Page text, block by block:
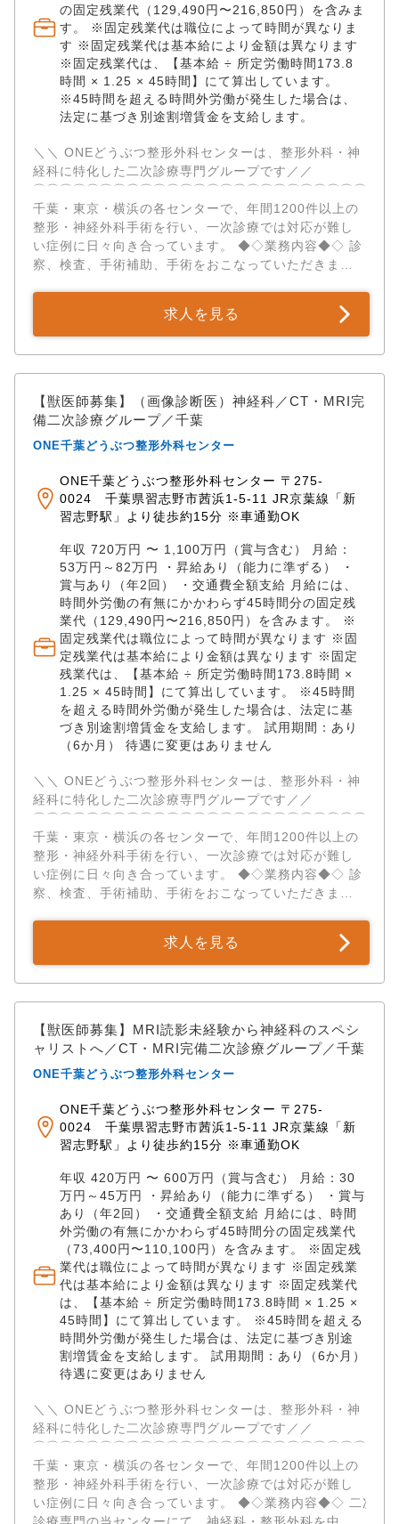
累計実績10000件を超える手術実績があります。 ✅あ
なたの成長を支える「5ステップ教育システム」 「いき
なり執刀」ではなく、着実にステップアップできる環
境があります。 STEP 01： レントゲン、触診、術後管
理の徹底指導。 STEP 02： 問診・検査の組み立て。原
因追究のプロセスを習得。 STEP 03： リハビリ評価ま
で含めた、執刀以外の実務を完遂。 STEP 04： 指導医
ト」の実施。 STEP 05： 合格後、指導医の監督下で当
該疾患のメイン執刀を開始。 ✅獣医療に集中できる環
社機能を設置。 人事・経理・法務等の経営業務、集患
や広報等のマーケティング業務、その他全社に跨る共
通業務を担っています。 そのため、獣医師・看護師は
本業である医療に専念できます。 ✅一人一人に寄り添
うキャリア支援 「症例を極めたい」「ワークライフバ
ランスを大切にしたい」「いつか開業したい」…。 働
くスタッフ個々のニーズに合わせた、柔軟なキャリア
ど柔軟な勤務形態も応相談です。 自己研修費補助制度
もあり、学会参加や勉強会など自主的なスキルアップ
もバックアップしています。
の固定残業代（129,490円〜216,850円）を含みま
す。 ※固定残業代は職位によって時間が異なりま
す ※固定残業代は基本給により金額は異なります
※固定残業代は、【基本給 ÷ 所定労働時間173.8
時間 × 1.25 × 45時間】にて算出しています。
※45時間を超える時間外労働が発生した場合は、
法定に基づき別途割増賃金を支給します。
＼＼ ONEどうぶつ整形外科センターは、整形外科・神
経科に特化した二次診療専門グループです／／ ​
千葉・東京・横浜の各センターで、年間1200件以上の
整形・神経外科手術を行い、一次診療では対応が難し
い症例に日々向き合っています。 ◆◇業務内容◆◇ 診
察、検査、手術補助、手術をおこなっていただきま
および読影指導を行いながら、 拠点リーダーとしてチ
ームマネジメントをお任せします。 これまでの経験を
活かし、早期から高度な手術に携わることが可能で
す。 【CT、MRIの読影ができる画像診断、神経科医を
積極的に採用しています！】 ◆◇アピールポイント◆◇
✅二次診療専門 × 高度医療設備 診察は午前（9:00～
整形外科・神経科の二次診療に特化し、高度な設備を
リアルタイムであらゆる角度からのレントゲン撮影が
可能 ・関節鏡：体への負担の少ない手術を可能に ・リ
ハビリ用プール、トレッドミル：大型犬のリハビリも
充実 充実した設備を使用しながら、多様で難度の高い
症例を経験し、専門性を集中的に高められます。 ✅豊
富な手術件数と症例経験 千葉センターでは年間600件
以上、グループ全体で年間1000件以上の整形・神経外
科手術を実施。 ・骨折（約2500件） ・前十字靭帯断
裂（約1700件） ・椎間板ヘルニア（約1600件） ・膝
蓋骨脱臼（約1500件） など累計実績10000件を超える
手術実績があります。 ✅「高度医療の執刀」×「後進育
成・組織マネジメント」 グループ年間1,200件超の手
術実績を支える要として、高難度症例の執刀はもちろ
ん、 教育システムに基づいた若手の読影・手技指導を
通じてリーダーシップを発揮していただけます。 ✅獣
フィス業務を担う本社機能を設置。 人事・経理・法務
等の経営業務、集患や広報等のマーケティング業務、
め、獣医師・看護師は本業である医療に専念できま
す。 ✅一人一人に寄り添うキャリア支援 「症例を極め
たい」「ワークライフバランスを大切にしたい」「い
つか開業したい」…。 働くスタッフ個々のニーズに合
わせた、柔軟なキャリアパスをご提供します。 研究発
表や開業支援にも積極的に対応します。 ✅専門性と働
きやすさの両立 雇用形態は正社員を基本に、契約社
す。
求人を見る
【獣医師募集】（画像診断医）神経科／CT・MRI完
備二次診療グループ／千葉
ONE千葉どうぶつ整形外科センター
ONE千葉どうぶつ整形外科センター 〒275-
0024 千葉県習志野市茜浜1-5-11 JR京葉線「新
習志野駅」より徒歩約15分 ※車通勤OK
年収 720万円 〜 1,100万円（賞与含む） 月給：
53万円～82万円 ・昇給あり（能力に準ずる） ・
賞与あり（年2回） ・交通費全額支給 月給には、
時間外労働の有無にかかわらず45時間分の固定残
業代（129,490円〜216,850円）を含みます。 ※
固定残業代は職位によって時間が異なります ※固
定残業代は基本給により金額は異なります ※固定
残業代は、【基本給 ÷ 所定労働時間173.8時間 ×
1.25 × 45時間】にて算出しています。 ※45時間
を超える時間外労働が発生した場合は、法定に基
づき別途割増賃金を支給します。 試用期間：あり
（6か月） 待遇に変更はありません
＼＼ ONEどうぶつ整形外科センターは、整形外科・神
経科に特化した二次診療専門グループです／／ ​
千葉・東京・横浜の各センターで、年間1200件以上の
整形・神経外科手術を行い、一次診療では対応が難し
い症例に日々向き合っています。 ◆◇業務内容◆◇ 診
察、検査、手術補助、手術をおこなっていただきま
もとで執刀を開始していただきます。 これまでの経験
を活かし、早期から高度な手術に携わることが可能で
す。 【CT、MRIの読影ができる画像診断、神経科医を
積極的に採用しています！】 ◆◇アピールポイント◆◇
✅二次診療専門 × 高度医療設備 診察は午前（9:00～
12:00）のみ、午後は手術をメインにおこないます。
完備しています。 ・CT、MRI ・Cアームレントゲン：
可能 ・関節鏡：体への負担の少ない手術を可能に ・リ
ハビリ用プール、トレッドミル：大型犬のリハビリも
充実 充実した設備を使用しながら、多様で難度の高い
症例を経験し、専門性を集中的に高められます。 ✅豊
富な手術件数と症例経験 千葉センターでは年間600件
以上、グループ全体で年間1000件以上の整形・神経外
科手術を実施。 ・骨折（約2500件） ・前十字靭帯断
裂（約1700件） ・椎間板ヘルニア（約1600件） ・膝
蓋骨脱臼（約1500件） など累計実績10000件を超える
手術実績があります。 ✅あなたの成長を支える「5ステ
ップ教育システム」 「いきなり執刀」ではなく、着実
にステップアップできる環境があります。 STEP 01：
レントゲン、触診、術後管理の徹底指導。 STEP 02：
問診・検査の組み立て。原因追究のプロセスを習得。
STEP 03： リハビリ評価まで含めた、執刀以外の実務
擬インフォームドコンセント」の実施。 STEP 05： 合
格後、指導医の監督下で当該疾患のメイン執刀を開
バックオフィス業務を担う本社機能を設置。 人事・経
理・法務等の経営業務、集患や広報等のマーケティン
グ業務、その他全社に跨る共通業務を担っています。
求人を見る
【獣医師募集】MRI読影未経験から神経科のスペシ
ャリストへ／CT・MRI完備二次診療グループ／千葉
ONE千葉どうぶつ整形外科センター
ONE千葉どうぶつ整形外科センター 〒275-
0024 千葉県習志野市茜浜1-5-11 JR京葉線「新
習志野駅」より徒歩約15分 ※車通勤OK
年収 420万円 〜 600万円（賞与含む） 月給：30
万円～45万円 ・昇給あり（能力に準ずる） ・賞与
あり（年2回） ・交通費全額支給 月給には、時間
外労働の有無にかかわらず45時間分の固定残業代
（73,400円〜110,100円）を含みます。 ※固定残
業代は職位によって時間が異なります ※固定残業
代は基本給により金額は異なります ※固定残業代
は、【基本給 ÷ 所定労働時間173.8時間 × 1.25 ×
45時間】にて算出しています。 ※45時間を超える
時間外労働が発生した場合は、法定に基づき別途
割増賃金を支給します。 試用期間：あり（6か月）
待遇に変更はありません
＼＼ ONEどうぶつ整形外科センターは、整形外科・神
経科に特化した二次診療専門グループです／／ ​
千葉・東京・横浜の各センターで、年間1200件以上の
整形・神経外科手術を行い、一次診療では対応が難し
い症例に日々向き合っています。 ◆◇業務内容◆◇ 二次
診療専門の当センターにて、神経科・整形外科を中心